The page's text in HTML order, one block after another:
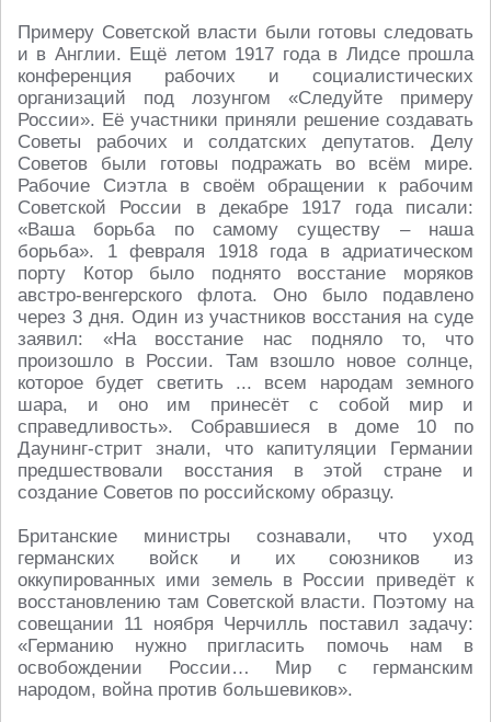
Примеру Советской власти были готовы следовать
и в Англии. Ещё летом 1917 года в Лидсе прошла
конференция рабочих и социалистических
организаций под лозунгом «Следуйте примеру
России». Её участники приняли решение создавать
Советы рабочих и солдатских депутатов. Делу
Советов были готовы подражать во всём мире.
Рабочие Сиэтла в своём обращении к рабочим
Советской России в декабре 1917 года писали:
«Ваша борьба по самому существу – наша
борьба». 1 февраля 1918 года в адриатическом
порту Котор было поднято восстание моряков
австро-венгерского флота. Оно было подавлено
через 3 дня. Один из участников восстания на суде
заявил: «На восстание нас подняло то, что
произошло в России. Там взошло новое солнце,
которое будет светить ... всем народам земного
шара, и оно им принесёт с собой мир и
справедливость». Собравшиеся в доме 10 по
Даунинг-стрит знали, что капитуляции Германии
предшествовали восстания в этой стране и
создание Советов по российскому образцу.
Британские министры сознавали, что уход
германских войск и их союзников из
оккупированных ими земель в России приведёт к
восстановлению там Советской власти. Поэтому на
совещании 11 ноября Черчилль поставил задачу:
«Германию нужно пригласить помочь нам в
освобождении России… Мир с германским
народом, война против большевиков».